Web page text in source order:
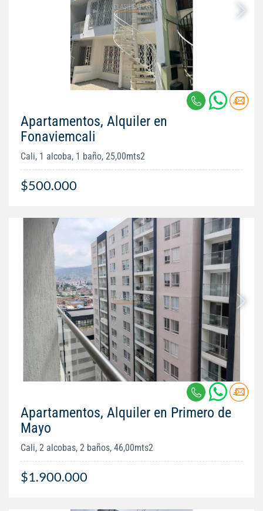
Apartamentos, Alquiler en
Fonaviemcali
Cali, 1 alcoba, 1 baño, 25,00mts2
$500.000
Apartamentos, Alquiler en Primero de
Mayo
Cali, 2 alcobas, 2 baños, 46,00mts2
$1.900.000